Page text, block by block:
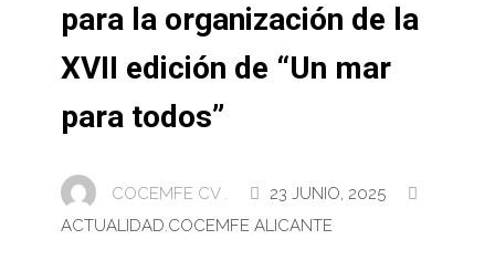
para la organización de la
XVII edición de “Un mar
para todos”
COCEMFE CV .
23 JUNIO, 2025
ACTUALIDAD,COCEMFE ALICANTE